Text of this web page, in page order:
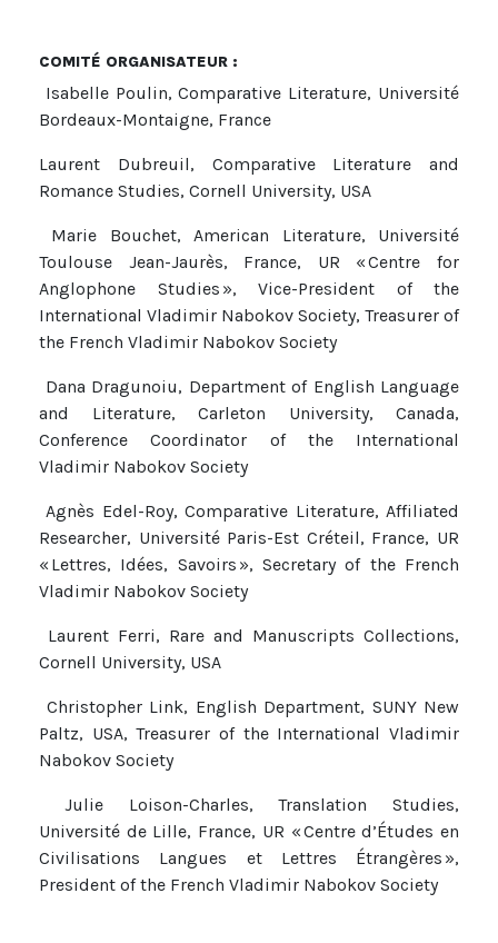
COMITÉ ORGANISATEUR :
Isabelle Poulin, Comparative Literature, Université
Bordeaux-Montaigne, France
Laurent Dubreuil, Comparative Literature and
Romance Studies, Cornell University, USA
Marie Bouchet, American Literature, Université
Toulouse Jean-Jaurès, France, UR « Centre for
Anglophone Studies », Vice-President of the
International Vladimir Nabokov Society, Treasurer of
the French Vladimir Nabokov Society
Dana Dragunoiu, Department of English Language
and Literature, Carleton University, Canada,
Conference Coordinator of the International
Vladimir Nabokov Society
Agnès Edel-Roy, Comparative Literature, Affiliated
Researcher, Université Paris-Est Créteil, France, UR
« Lettres, Idées, Savoirs », Secretary of the French
Vladimir Nabokov Society
Laurent Ferri, Rare and Manuscripts Collections,
Cornell University, USA
Christopher Link, English Department, SUNY New
Paltz, USA, Treasurer of the International Vladimir
Nabokov Society
Julie Loison-Charles, Translation Studies,
Université de Lille, France, UR « Centre d’Études en
Civilisations Langues et Lettres Étrangères »,
President of the French Vladimir Nabokov Society